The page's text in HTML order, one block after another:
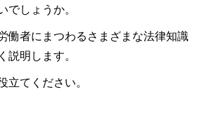
でしょうか。
働者にまつわるさまざまな法律知識
説明します。
立てください。